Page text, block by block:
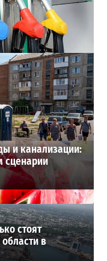
Одессы: на АЗС
и канализации:
сценарии
стоят
в